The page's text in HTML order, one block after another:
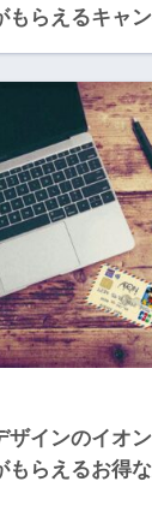
もらえるキャ
ザインのイオ
もらえるお得